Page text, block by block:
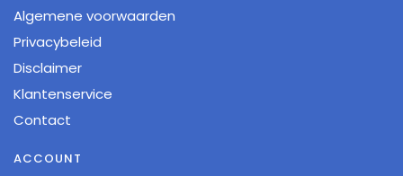
Algemene voorwaarden
Privacybeleid
Disclaimer
Klantenservice
Contact
ACCOUNT